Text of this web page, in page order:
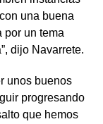
una buena
por un tema
dijo Navarrete.
unos buenos
progresando
que hemos